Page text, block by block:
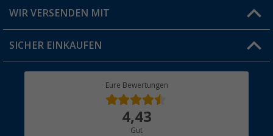
Jobs & Karriere
Versandinformationen
Rücksendung
WIR VERSENDEN MIT
SICHER EINKAUFEN
Eure Bewertungen
4,43
Gut